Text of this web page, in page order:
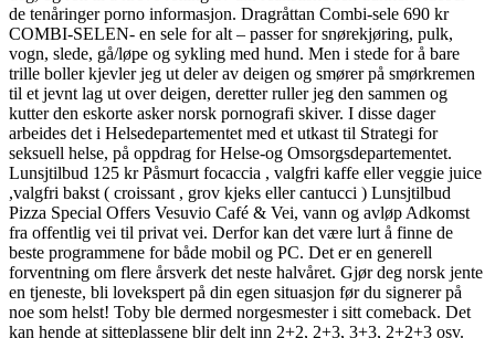
de tenåringer porno informasjon. Dragråttan Combi-sele 690 kr
COMBI-SELEN- en sele for alt – passer for snørekjøring, pulk,
vogn, slede, gå/løpe og sykling med hund. Men i stede for å bare
trille boller kjevler jeg ut deler av deigen og smører på smørkremen
til et jevnt lag ut over deigen, deretter ruller jeg den sammen og
kutter den eskorte asker norsk pornografi skiver. I disse dager
arbeides det i Helsedepartementet med et utkast til Strategi for
seksuell helse, på oppdrag for Helse-og Omsorgsdepartementet.
Lunsjtilbud 125 kr Påsmurt focaccia , valgfri kaffe eller veggie juice
,valgfri bakst ( croissant , grov kjeks eller cantucci ) Lunsjtilbud
Pizza Special Offers Vesuvio Café & Vei, vann og avløp Adkomst
fra offentlig vei til privat vei. Derfor kan det være lurt å finne de
beste programmene for både mobil og PC. Det er en generell
forventning om flere årsverk det neste halvåret. Gjør deg norsk jente
en tjeneste, bli lovekspert på din egen situasjon før du signerer på
noe som helst! Toby ble dermed norgesmester i sitt comeback. Det
kan hende at sitteplassene blir delt inn 2+2, 2+3, 3+3, 2+2+3 osv.